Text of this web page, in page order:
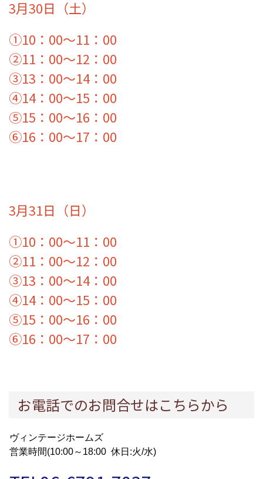
3月30日（土）
①10：00～11：00
②11：00～12：00
③13：00～14：00
④14：00～15：00
⑤15：00～16：00
⑥16：00～17：00
3月31日（日）
①10：00～11：00
②11：00～12：00
③13：00～14：00
④14：00～15：00
⑤15：00～16：00
⑥16：00～17：00
お電話でのお問合せはこちらから
ヴィンテージホームズ
営業時間(10:00～18:00 休日:火/水)